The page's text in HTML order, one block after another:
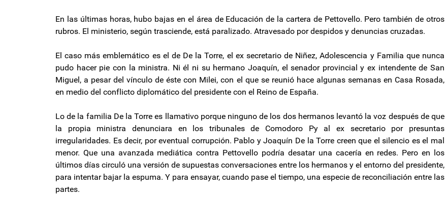
En las últimas horas, hubo bajas en el área de Educación de la cartera de Pettovello. Pero también de otros
rubros. El ministerio, según trasciende, está paralizado. Atravesado por despidos y denuncias cruzadas.
El caso más emblemático es el de De la Torre, el ex secretario de Niñez, Adolescencia y Familia que nunca
pudo hacer pie con la ministra. Ni él ni su hermano Joaquín, el senador provincial y ex intendente de San
Miguel, a pesar del vínculo de éste con Milei, con el que se reunió hace algunas semanas en Casa Rosada,
en medio del conflicto diplomático del presidente con el Reino de España.
Lo de la familia De la Torre es llamativo porque ninguno de los dos hermanos levantó la voz después de que
la propia ministra denunciara en los tribunales de Comodoro Py al ex secretario por presuntas
irregularidades. Es decir, por eventual corrupción. Pablo y Joaquín De la Torre creen que el silencio es el mal
menor. Que una avanzada mediática contra Pettovello podría desatar una cacería en redes. Pero en los
últimos días circuló una versión de supuestas conversaciones entre los hermanos y el entorno del presidente,
para intentar bajar la espuma. Y para ensayar, cuando pase el tiempo, una especie de reconciliación entre las
partes.